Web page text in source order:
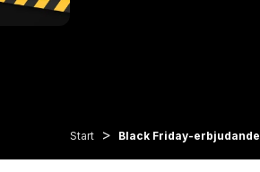
Start > Black Friday-erbjudande